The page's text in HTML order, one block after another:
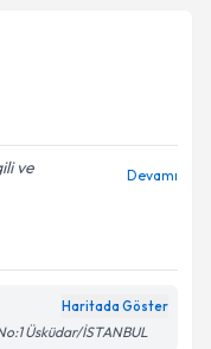
ve
Devamı
Haritada Göster
Üsküdar/İSTANBUL